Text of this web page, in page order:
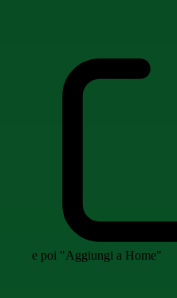
e poi "Aggiungi a Home"